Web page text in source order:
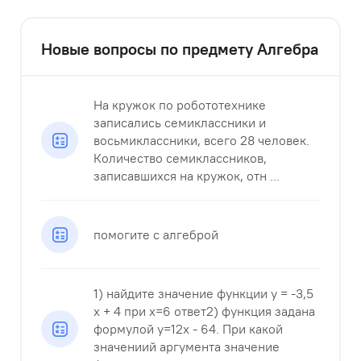
Новые вопросы по предмету Алгебра
На кружок по робототехнике
записались семиклассники и
восьмиклассники, всего 28 человек.
Количество семиклассников,
записавшихся на кружок, отн ...
помогите с алгеброй
1) найдите значение функции у = -3,5
x + 4 при x=6 ответ2) функция задана
формулой y=12x - 64. При какой
значениий аргумента значение